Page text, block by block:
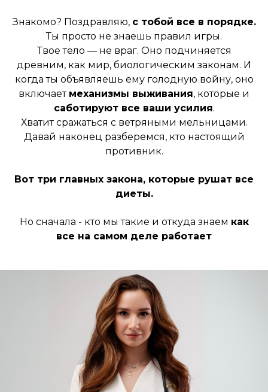
Знакомо? Поздравляю, с тобой все в порядке.
Ты просто не знаешь правил игры.
Твое тело — не враг. Оно подчиняется
древним, как мир, биологическим законам. И
когда ты объявляешь ему голодную войну, оно
включает механизмы выживания, которые и
саботируют все ваши усилия.
Хватит сражаться с ветряными мельницами.
Давай наконец разберемся, кто настоящий
противник.
Вот три главных закона, которые рушат все
диеты.
Но сначала - кто мы такие и откуда знаем как
все на самом деле работает